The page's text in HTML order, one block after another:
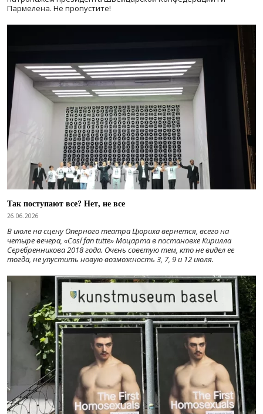
Пармелена. Не пропустите!
Так поступают все? Нет, не все
26.06.2026
В июле на сцену Оперного театра Цюриха вернется, всего на
четыре вечера, «Cosí fan tutte» Моцарта в постановке Кирилла
Серебренникова 2018 года. Очень советую тем, кто не видел ее
тогда, не упустить новую возможность 3, 7, 9 и 12 июля.